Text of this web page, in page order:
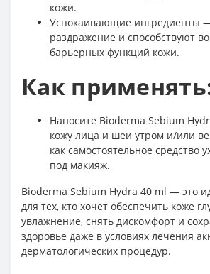
кожи.
Успокаивающие ингредиенты
раздражение и способствуют
барьерных функций кожи.
Как
Наносите Bioderma Sebium
кожу лица и шеи утром и/или
как самостоятельное средство
под макияж.
Bioderma Sebium Hydra 40 ml — это
для тех, кто хочет обеспечить коже
увлажнение, снять дискомфорт и
здоровье даже в условиях лечения
дерматологических процедур.